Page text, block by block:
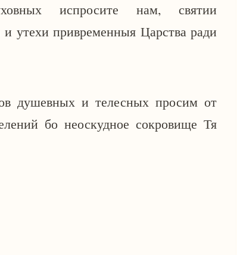
испросите нам, святии
утехи привременныя Царства ради
душевных и телесных просим от
бо неоскудное сокровище Тя